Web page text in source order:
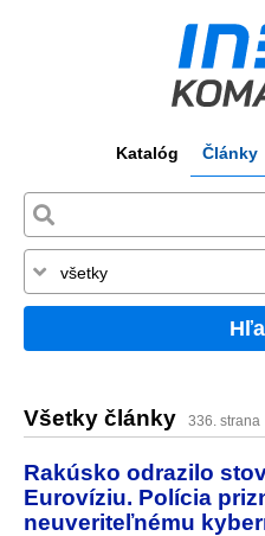
Katalóg Články
Všetky články 336. strana
Rakúsko odrazilo
Eurovíziu. Polícia
neuveriteľnému